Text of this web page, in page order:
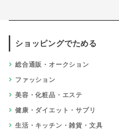
ショッピングでためる
総合通販・オークション
ファッション
美容・化粧品・エステ
健康・ダイエット・サプリ
生活・キッチン・雑貨・文具